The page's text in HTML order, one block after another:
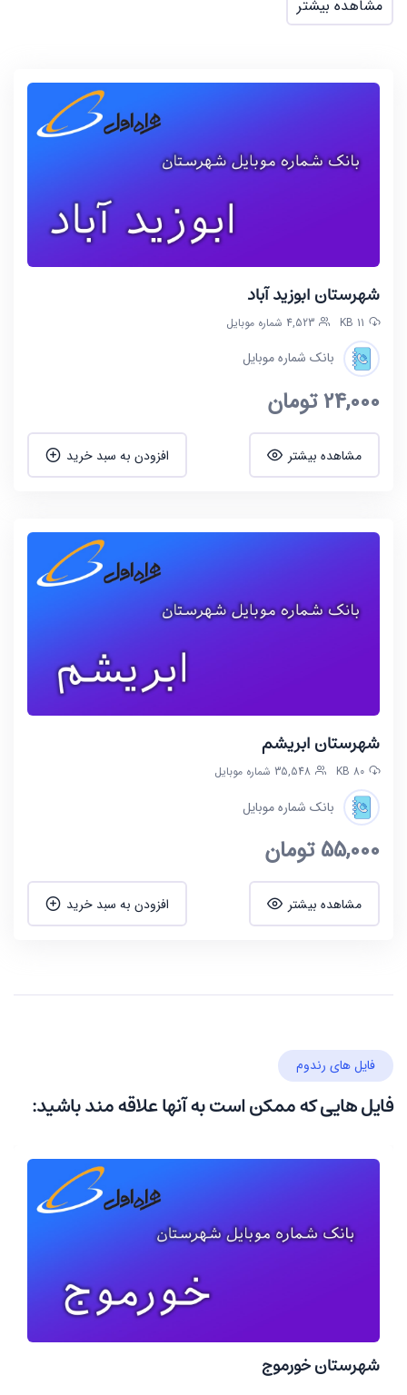
مشاهده بیشتر
شهرستان ابوزید آباد
11 KB 4,523 شماره موبایل
بانک شماره موبایل
24,000تومان
مشاهده بیشتر افزودن به سبد خرید
شهرستان ابریشم
80 KB 35,548 شماره موبایل
بانک شماره موبایل
55,000تومان
مشاهده بیشتر افزودن به سبد خرید
فایل های رندوم
فایل هایی که ممکن است به آنها علاقه مند باشید:
شهرستان خورموج